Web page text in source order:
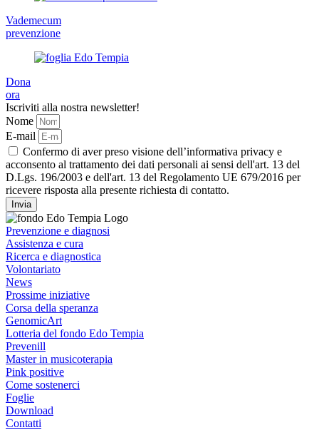
Vademecum
prevenzione
Dona
ora
Iscriviti alla nostra newsletter!
Nome
E-mail
Confermo di aver preso visione dell’informativa privacy e
acconsento al trattamento dei dati personali ai sensi dell'art. 13 del
D.Lgs. 196/2003 e dell'art. 13 del Regolamento UE 679/2016 per
ricevere risposta alla presente richiesta di contatto.
Invia
Prevenzione e diagnosi
Assistenza e cura
Ricerca e diagnostica
Volontariato
News
Prossime iniziative
Corsa della speranza
GenomicArt
Lotteria del fondo Edo Tempia
Prevenill
Master in musicoterapia
Pink positive
Come sostenerci
Foglie
Download
Contatti